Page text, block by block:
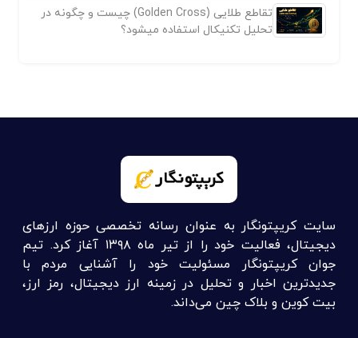
تقاطع طلایی (Golden Cross) چیست و چگونه در
تحلیل تکنیکال استفاده میشود؟
سایت کریپتونگار به عنوان رسانه تخصصی حوزه ارزهای
دیجیتال، فعالیت خود را از تیر ماه ۱۳۹۸ آغاز کرد. تیم
جوان کریپتونگار مسئولیت خود را آشنایی مردم با
جدیدترین اخبار و تحلیل در زمینه ارز دیجیتال، رمز ارز،
بیت کوین و بلاک چین می‌داند.